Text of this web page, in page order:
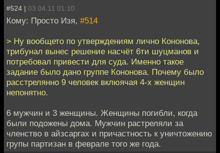
#524 | 03.04.11 01:10
Кому: Просто Изя, #514
> Ну вообщето по утверждениям лично Кононова,
трибунал вынес решение насчёт 6ти шуцманов и
потребовал привести для суда. Именно такое
задание было дано группе Кононова. Почему было
расстрелянно 9 человек вклюячая 4-х женщин
непонятно.
6 мужчин и 3 женщины. Женщины погибли, когда
были подожены дома. Мужчин растреляли за
членство в айзсаргах и причастность к уничтожению
групы партизан в феврале того же года.